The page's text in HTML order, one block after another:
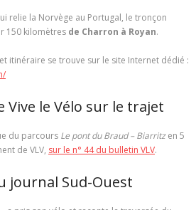
relie la Norvège au Portugal, le tronçon
150 kilomètres de Charron à Royan.
itinéraire se trouve sur le site Internet dédié :
Vive le Vélo sur le trajet
du parcours Le pont du Braud – Biarritzen 5
de VLV, sur le n° 44 du bulletin VLV.
journal Sud-Ouest